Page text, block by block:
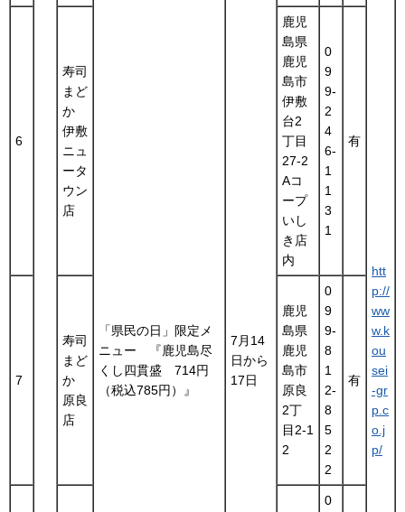
「県民の日」限定メ
ニュー 『鹿児島尽
くし四貫盛 714円
（税込785円）』
7月14
日から
17日
htt
p://
ww
w.k
ou
sei
-gr
p.c
o.j
p/
6
寿司
まど
か
伊敷
ニュ
ータ
ウン
店
鹿児
島県
鹿児
島市
伊敷
台2
丁目
27-2
Aコ
ープ
いし
き店
内
0
9
9-
2
4
6-
1
1
3
1
有
7
寿司
まど
か
原良
店
鹿児
島県
鹿児
島市
原良
2丁
目2-1
2
0
9
9-
8
1
2-
8
5
2
2
有
0